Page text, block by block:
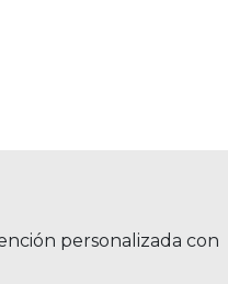
personalizada con